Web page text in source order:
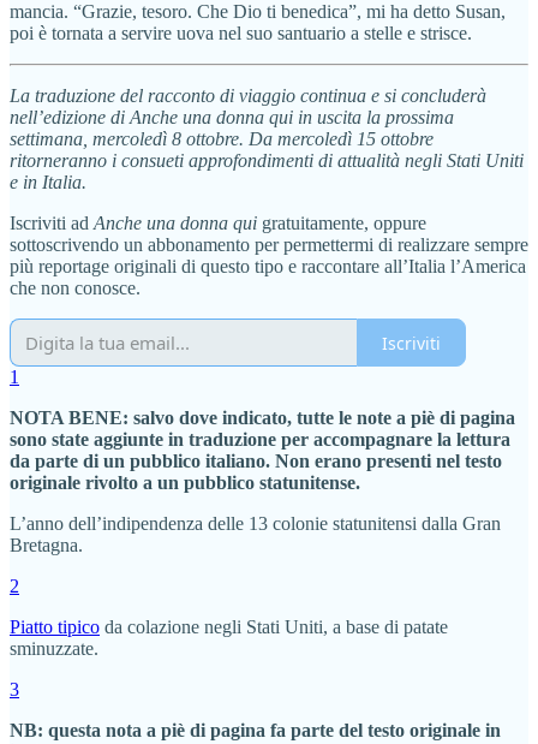
mancia. “Grazie, tesoro. Che Dio ti benedica”, mi ha detto Susan,
poi è tornata a servire uova nel suo santuario a stelle e strisce.
La traduzione del racconto di viaggio continua e si concluderà
nell’edizione di Anche una donna qui in uscita la prossima
settimana, mercoledì 8 ottobre. Da mercoledì 15 ottobre
ritorneranno i consueti approfondimenti di attualità negli Stati Uniti
e in Italia.
Iscriviti ad Anche una donna qui gratuitamente, oppure
sottoscrivendo un abbonamento per permettermi di realizzare sempre
più reportage originali di questo tipo e raccontare all’Italia l’America
che non conosce.
Iscriviti
1
NOTA BENE: salvo dove indicato, tutte le note a piè di pagina
sono state aggiunte in traduzione per accompagnare la lettura
da parte di un pubblico italiano. Non erano presenti nel testo
originale rivolto a un pubblico statunitense.
L’anno dell’indipendenza delle 13 colonie statunitensi dalla Gran
Bretagna.
2
Piatto tipico da colazione negli Stati Uniti, a base di patate
sminuzzate.
3
NB: questa nota a piè di pagina fa parte del testo originale in